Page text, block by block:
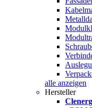
alle anzeigen
Hersteller